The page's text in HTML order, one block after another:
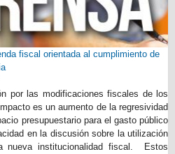
fiscal orientada al cumplimiento de
por las modificaciones fiscales de los
es un aumento de la regresividad
presupuestario para el gasto público
en la discusión sobre la utilización
nueva institucionalidad fiscal. Estos